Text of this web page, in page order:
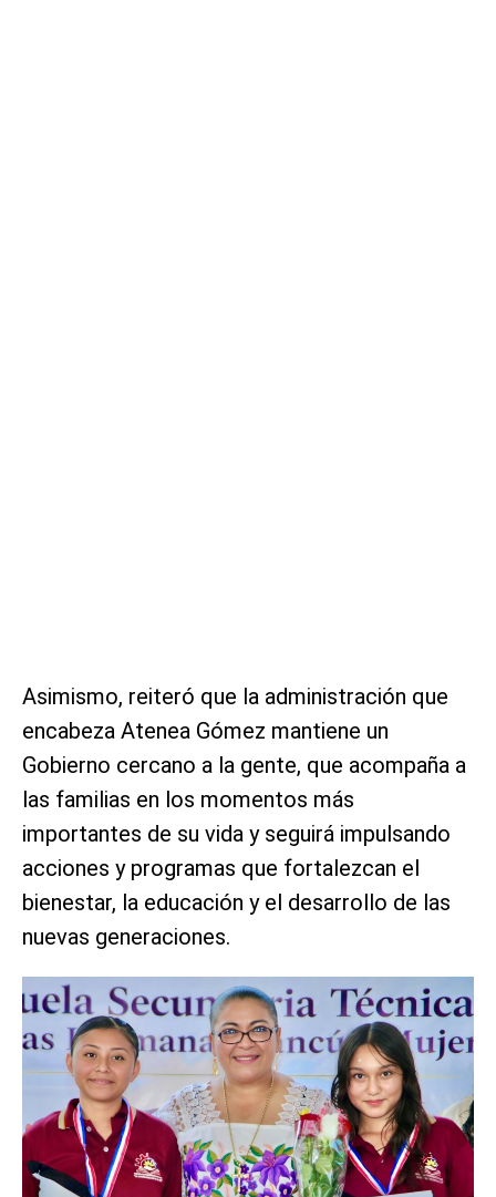
Asimismo, reiteró que la administración que
encabeza Atenea Gómez mantiene un
Gobierno cercano a la gente, que acompaña a
las familias en los momentos más
importantes de su vida y seguirá impulsando
acciones y programas que fortalezcan el
bienestar, la educación y el desarrollo de las
nuevas generaciones.